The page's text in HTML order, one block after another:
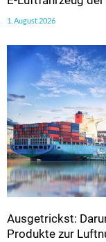
1. August 2026
Ausgetrickst:
Produkte zur